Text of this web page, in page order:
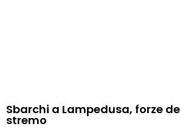
Sbarchi a Lampedusa, forze
stremo